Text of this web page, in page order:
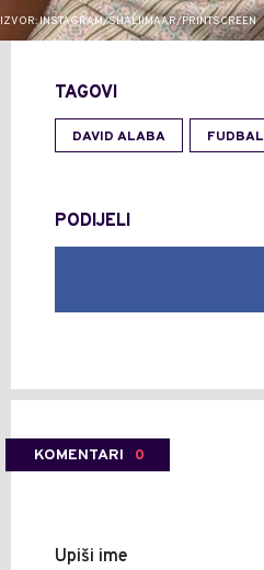
IZVOR: INSTAGRAM/SHALIIMAAR/PRINTSCREEN
TAGOVI
DAVID ALABA FUDBAL
PODIJELI
KOMENTARI 0
Upiši ime